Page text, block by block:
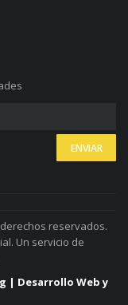
reservados.
Un servicio de
| Desarrollo Web y